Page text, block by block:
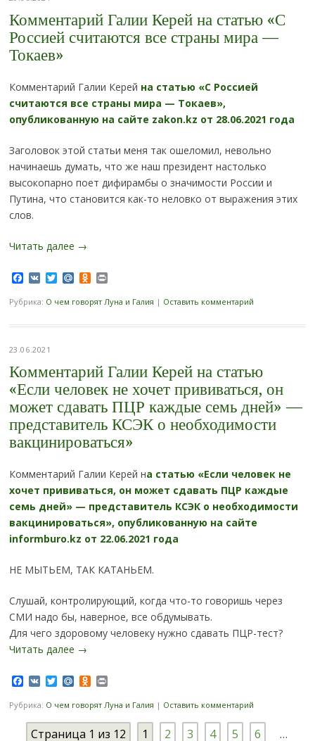
Комментарий Галии Керей на статью «С
Россией считаются все страны мира —
Токаев»
Комментарий Галии Керей на статью «С Россией
считаются все страны мира — Токаев»,
опубликованную на сайте zakon.kz от 28.06.2021 года
Заголовок этой статьи меня так ошеломил, невольно
начинаешь думать, что же наш президент настолько
высокопарно поет дифирамбы о значимости России и
Путина, что становится как-то неловко от выражения этих
слов.
Читать далее →
Facebook
VKTwitterMail.RuOdnoklassniki
Print
Рубрика: О чем говорят Луна и Галия | Оставить комментарий
23.06.2021
Комментарий Галии Керей на статью
«Если человек не хочет прививаться, он
может сдавать ПЦР каждые семь дней» —
представитель КСЭК о необходимости
вакцинироваться»
Комментарий Галии Керей на статью «Если человек не
хочет прививаться, он может сдавать ПЦР каждые
семь дней» — представитель КСЭК о необходимости
вакцинироваться», опубликованную на сайте
informburo.kz от 22.06.2021 года
НЕ МЫТЬЕМ, ТАК КАТАНЬЕМ.
Слушай, контролирующий, когда что-то говоришь через
СМИ надо бы, наверное, все обдумывать.
Для чего здоровому человеку нужно сдавать ПЦР-тест?
Читать далее →
Facebook
VKTwitterMail.RuOdnoklassniki
Print
Рубрика: О чем говорят Луна и Галия | Оставить комментарий
Страница 1 из 12 1 2 3 4 5 6 …